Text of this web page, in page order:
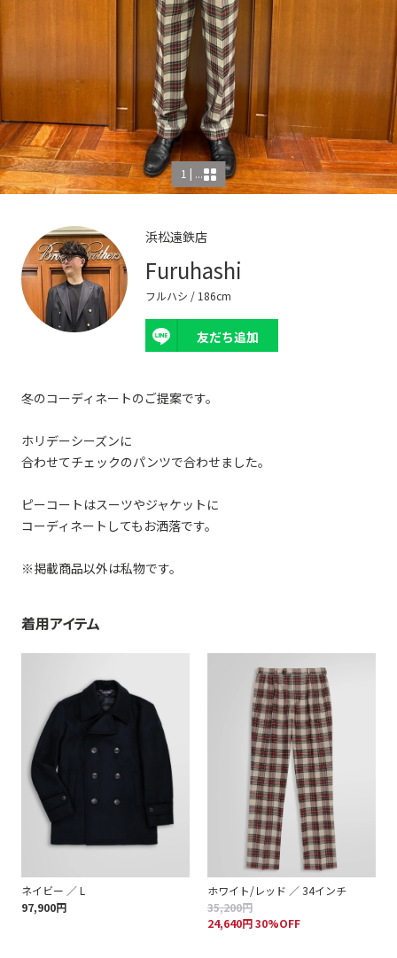
1 | ...
浜松遠鉄店
Furuhashi
フルハシ / 186cm
友だち追加
冬のコーディネートのご提案です。
ホリデーシーズンに
合わせてチェックのパンツで合わせました。
ピーコートはスーツやジャケットに
コーディネートしてもお洒落です。
※掲載商品以外は私物です。
着用アイテム
ネイビー ／ L
97,900円
ホワイト/レッド ／ 34インチ
35,200円
24,640円 30%OFF